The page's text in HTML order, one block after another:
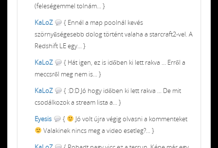
(feleségemmel tolnám... }
KaLoZ
{ Ennél a map poolnál kevés
szörnyűségesebb dolog történt valaha a starcraft2-vel. A
Redshift LE egy... }
KaLoZ
{ Hát igen, ez is időben ki lett rakva ... Erről a
meccsről meg nem is... }
KaLoZ
{ :D:D Jó hogy időben ki lett rakva ... De mit
csodálkozok a stream lista a... }
Eyesis
{
Jó volt újra végig olvasni a kommenteket
Valakinek nincs meg a video esetleg?... }